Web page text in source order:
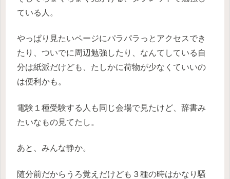
ている人。
やっぱり見たいページにパラパラっとアクセスでき
たり、ついでに周辺勉強したり、なんてしている自
分は紙派だけども、たしかに荷物が少なくていいの
は便利かも。
電験１種受験する人も同じ会場で見たけど、辞書み
たいなもの見てたし。
あと、みんな静か。
随分前だからうろ覚えだけども３種の時はかなり騒